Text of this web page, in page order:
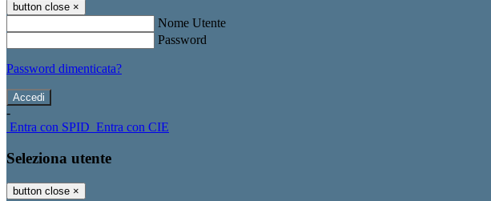
button close ×
Nome Utente
Password
Password dimenticata?
-
Entra con SPID Entra con CIE
Seleziona utente
button close ×